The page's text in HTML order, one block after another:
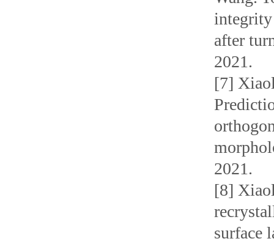
integrity
after
2021.
[7]
2021.
[8]
surface